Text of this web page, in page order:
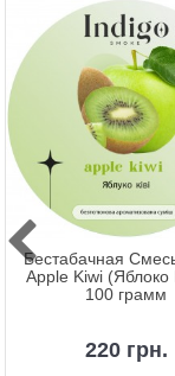
Бестабачная
Apple Kiwi (Яблоко
100 грамм
220 грн.